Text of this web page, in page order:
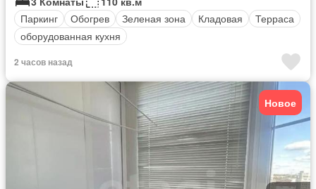
Паркинг
Обогрев Зеленая зона Кладовая
Терраса
оборудованная кухня
2 часов назад
Новое